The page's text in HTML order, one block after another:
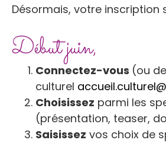
Désormais, votre inscription
Début juin,
Connectez-vous (ou
culturel
Choisissez parmi les
(présentation, teaser,
Saisissez vos choix de